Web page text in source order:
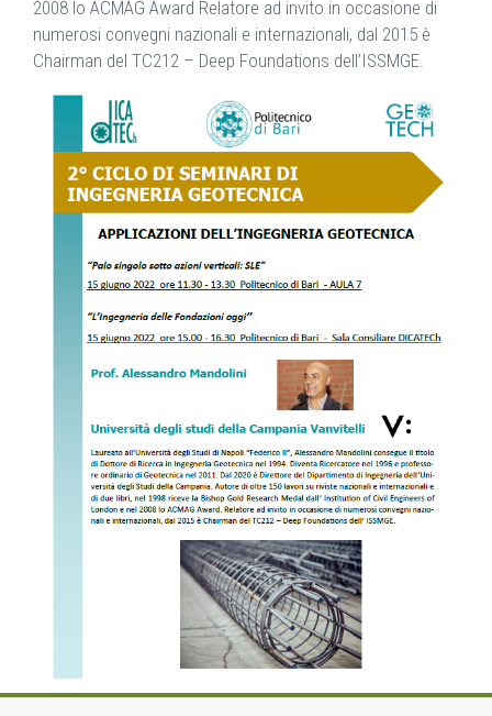
2008 lo ACMAG Award Relatore ad invito in occasione di
numerosi convegni nazionali e internazionali, dal 2015 è
Chairman del TC212 – Deep Foundations dell’ISSMGE.